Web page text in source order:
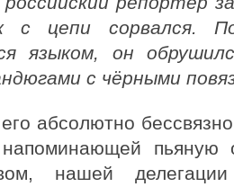
с цепи сорвался.
языком, он
с чёрными
абсолютно
пьяную
нашей